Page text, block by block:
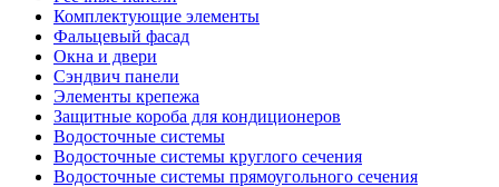
Комплектующие элементы
Фальцевый фасад
Окна и двери
Сэндвич панели
Элементы крепежа
Защитные короба для кондиционеров
Водосточные системы
Водосточные системы круглого сечения
Водосточные системы прямоугольного сечения